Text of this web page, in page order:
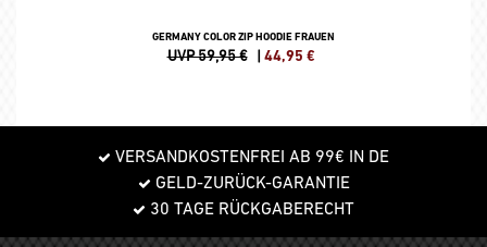
GERMANY COLOR ZIP HOODIE FRAUEN
UVP 59,95 € | 44,95 €
VERSANDKOSTENFREI AB 99€ IN DE
GELD-ZURÜCK-GARANTIE
30 TAGE RÜCKGABERECHT